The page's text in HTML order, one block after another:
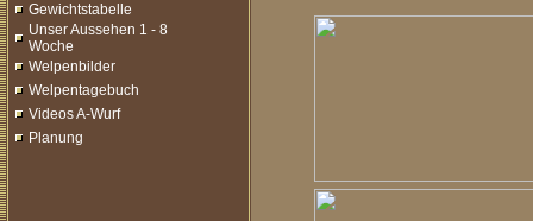
Gewichtstabelle
Unser Aussehen 1 - 8
Woche
Welpenbilder
Welpentagebuch
Videos A-Wurf
Planung